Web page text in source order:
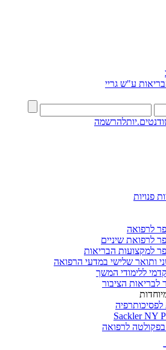
ע"ש גריי
להרשמה
פנויות
לרפואה
לרפואת שיניים
למקצועות הבריאות
ותואר שלישי במדעי הרפואה
ללימודי המשך
לבריאות הציבור
Sackler NY
בפקולטה לרפואה